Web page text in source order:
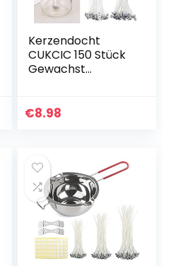
Kerzendocht
CUKCIC 150 Stück
Gewachst
Dochthalter
€8.98